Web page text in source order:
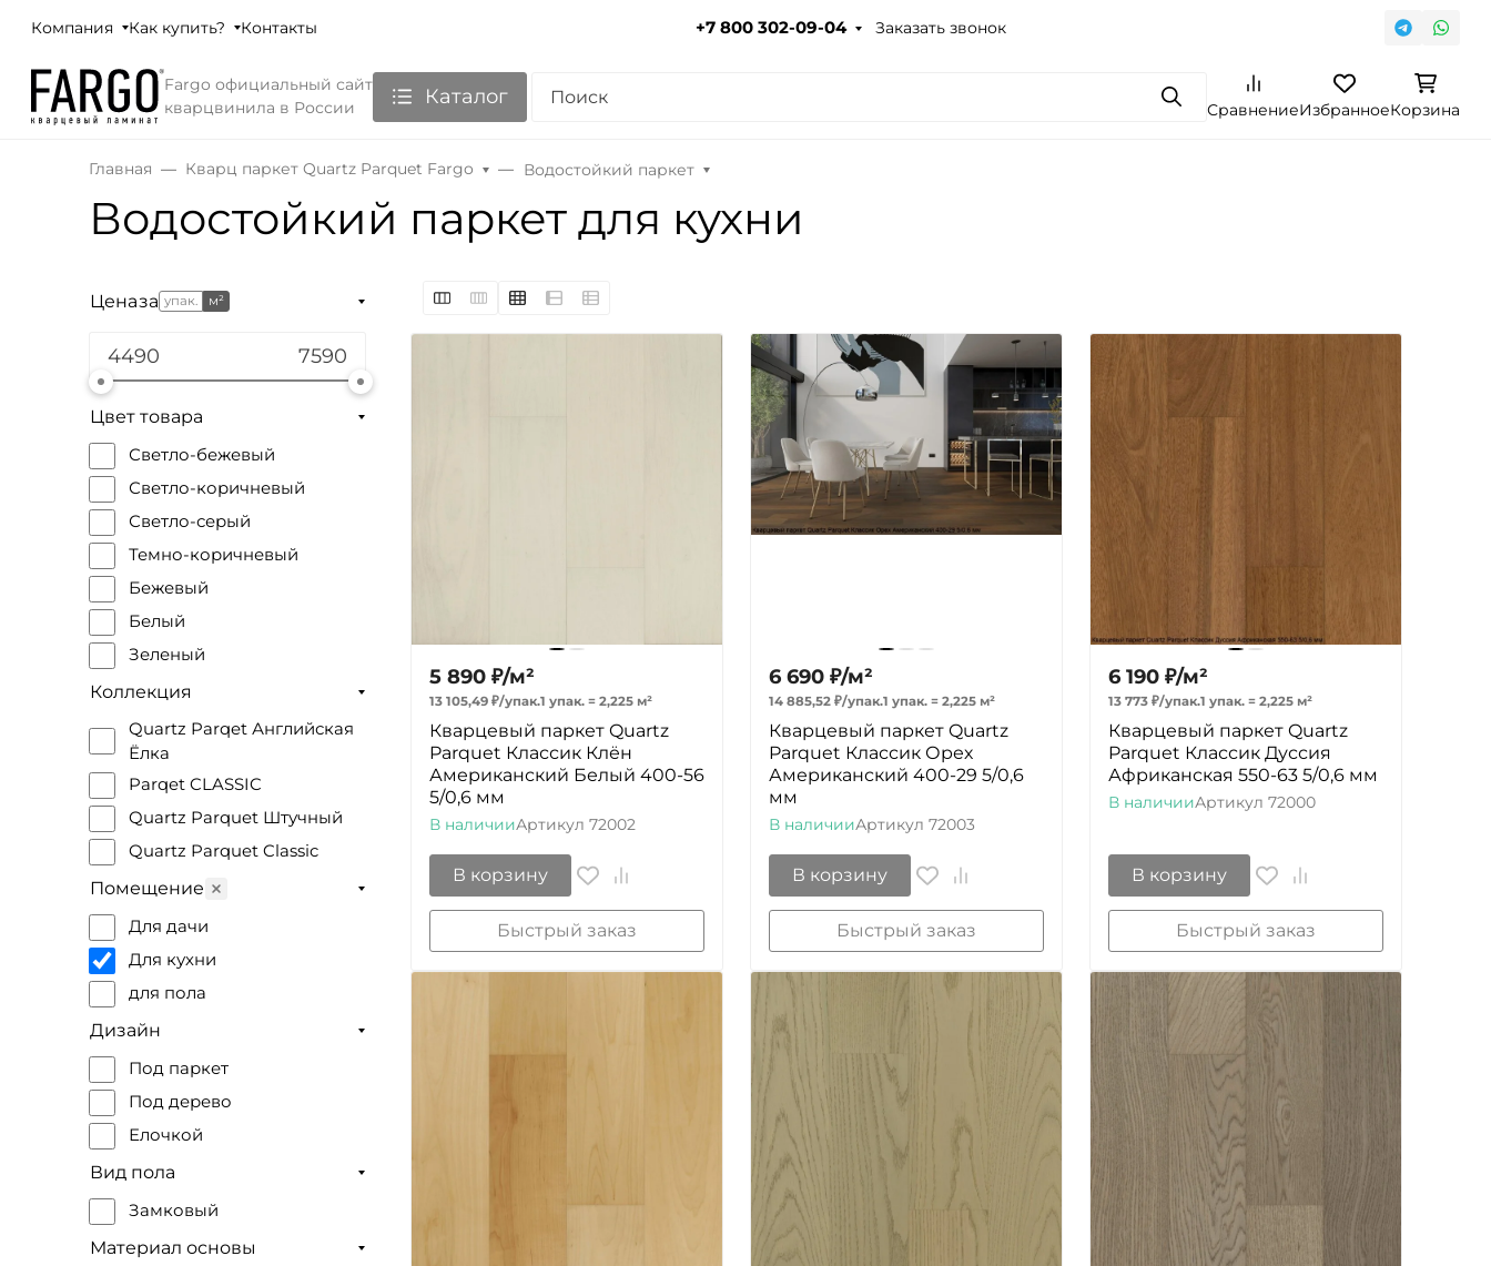
Компания Как купить? Контакты +7 800 302-09-04 Заказать звонок
Fargo официальный сайт
кварцвинила в России
Каталог ПоискСравнениеИзбранноеКорзина
Главная Кварц паркет Quartz Parquet Fargo Водостойкий паркет
Водостойкий паркет для кухни
Ценаза упак. м²
Цвет товара
Светло-бежевый
Светло-коричневый
Светло-серый
Темно-коричневый
Бежевый
Белый
Зеленый
Коричневый
Светлый
Серый
Темный
Светло-желтый
Светло-зеленый
Оливковый
Коллекция
Quartz Parqet Английская
Ёлка
Parqet CLASSIC
Quartz Parquet Штучный
Quartz Parquet Classic
Помещение
Для дачи
Для кухни
для пола
Дизайн
Под паркет
Под дерево
Елочкой
Вид пола
Замковый
Материал основы
5 890 ₽/м²
13 105,49 ₽/упак.1 упак. = 2,225 м²
Кварцевый паркет Quartz
Parquet Классик Клён
Американский Белый 400-56
5/0,6 мм
В наличииАртикул 72002
В корзину
Быстрый заказ
6 690 ₽/м²
14 885,52 ₽/упак.1 упак.= 2,225 м²
Кварцевый паркет Quartz
Parquet Классик Орех
Американский 400-29 5/0,6
мм
В наличииАртикул 72003
В корзину
Быстрый заказ
6 190 ₽/м²
13 773 ₽/упак.1 упак.= 2,225 м²
Кварцевый паркет Quartz
Parquet Классик Дуссия
Африканская 550-63 5/0,6 мм
В наличииАртикул 72000
В корзину
Быстрый заказ